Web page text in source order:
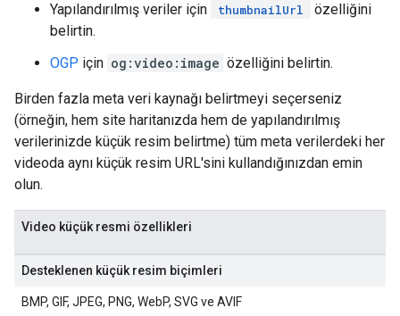
Yapılandırılmış veriler için
thumbnailUrl
özelliğini
belirtin.
OGP için og:video:image özelliğini belirtin.
Birden fazla meta veri kaynağı belirtmeyi seçerseniz
(örneğin, hem site haritanızda hem de yapılandırılmış
verilerinizde küçük resim belirtme) tüm meta verilerdeki her
videoda aynı küçük resim URL'sini kullandığınızdan emin
olun.
Video küçük resmi özellikleri
Desteklenen küçük resim biçimleri
BMP, GIF, JPEG, PNG, WebP, SVG ve AVIF